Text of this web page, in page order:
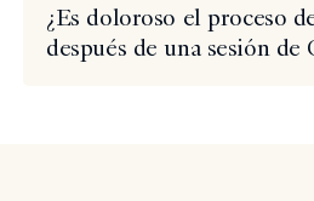
¿Es doloroso el proceso
después de una sesión de